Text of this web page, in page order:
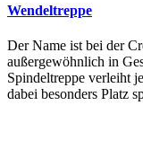
Wendeltreppe
Der Name ist bei der
außergewöhnlich in
Spindeltreppe verleiht
dabei besonders Platz